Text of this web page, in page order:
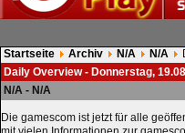
Startseite Archiv N/A N/A
Daily Overview - Donnerstag,
N/A - N/A
Die gamescom ist jetzt für alle